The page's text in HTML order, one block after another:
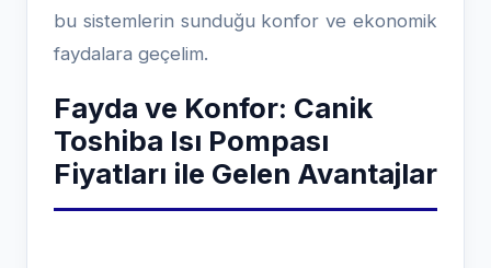
bu sistemlerin sunduğu konfor ve ekonomik
faydalara geçelim.
Fayda ve Konfor: Canik
Toshiba Isı Pompası
Fiyatları ile Gelen Avantajlar